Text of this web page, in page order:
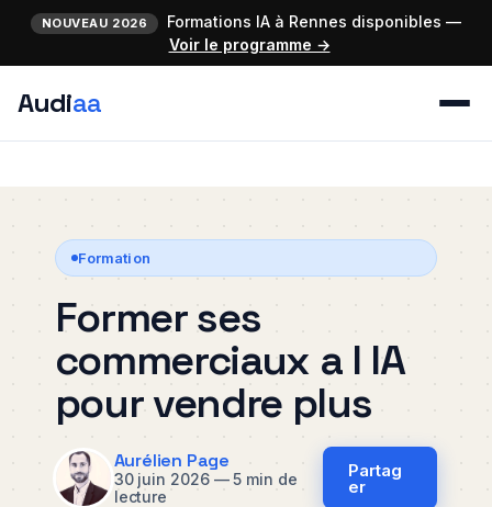
NOUVEAU 2026
Formations IA à Rennes disponibles —
Voir le programme →
Audiaa
Formation
Former ses
commerciaux a l IA
pour vendre plus
Aurélien Page
30 juin 2026 —5 min de
lecture
Partag
er